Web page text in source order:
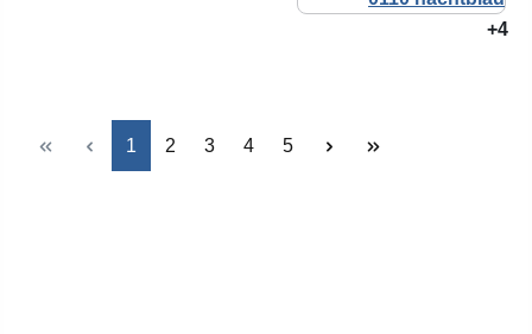
+4
Seite
1 Seite
2 Seite
3 Seite
4 Seite
5